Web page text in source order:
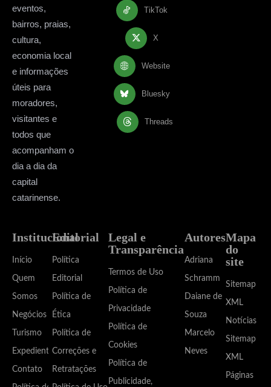
eventos,
bairros, praias,
cultura,
economia local
e informações
úteis para
moradores,
visitantes e
todos que
acompanham o
dia a dia da
capital
catarinense.
TikTok
X
Website
Bluesky
Threads
Institucional
Início
Quem
Somos
Negócios
Turismo
Expediente
Contato
Editorial
Política
Editorial
Política de
Ética
Política de
Correções e
Retratações
Legal e
Transparência
Termos de Uso
Política de
Privacidade
Política de
Cookies
Política de
Publicidade,
Autores
Adriana
Schramm
Daiane de
Souza
Marcelo
Neves
Mapa
do
site
Sitemap
XML
Notícias
Sitemap
XML
Páginas